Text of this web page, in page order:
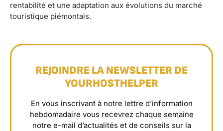
rentabilité et une adaptation aux évolutions du marché
touristique piémontais.
REJOINDRE LA NEWSLETTER DE
YOURHOSTHELPER
En vous inscrivant à notre lettre d’information
hebdomadaire vous recevrez chaque semaine
notre e-mail d’actualités et de conseils sur la